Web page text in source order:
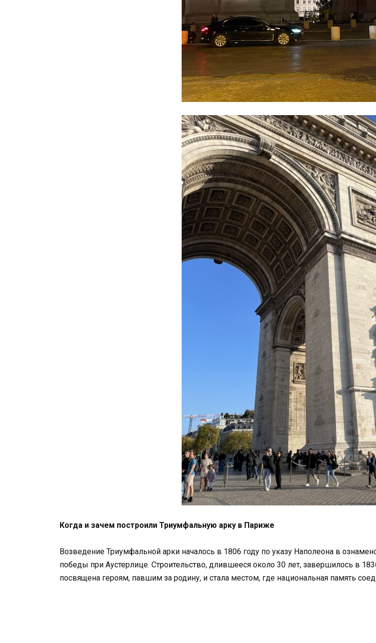
Когда и зачем построили Триумфальную арку в Париже
Возведение Триумфальной арки началось в 1806 году по указу Наполеона в
победы при Аустерлице. Строительство, длившееся около 30 лет, завершилось в
посвящена героям, павшим за родину, и стала местом, где национальная память